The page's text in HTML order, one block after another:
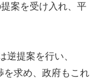
案を受け入れ、平
提案を行い、
を求め、政府もこれ